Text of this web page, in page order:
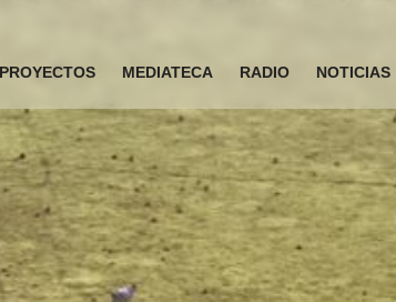
PROYECTOS MEDIATECA RADIO NOTICIAS